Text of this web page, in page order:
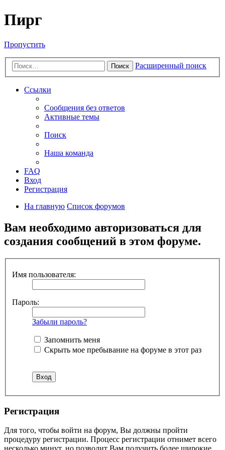
Пирг
Пропустить
Поиск Расширенный поиск
Ссылки
Сообщения без ответов
Активные темы
Поиск
Наша команда
FAQ
Вход
Регистрация
На главную Список форумов
Вам необходимо авторизоваться для
создания сообщений в этом форуме.
Имя пользователя:
Пароль:
Забыли пароль?
Запомнить меня
Скрыть мое пребывание на форуме в этот раз
Регистрация
Для того, чтобы войти на форум, Вы должны пройти
процедуру регистрации. Процесс регистрации отнимет всего